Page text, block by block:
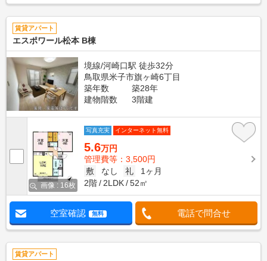
賃貸アパート
エスポワール松本 B棟
境線/河崎口駅 徒歩32分
鳥取県米子市旗ヶ崎6丁目
築年数
築28年
建物階数
3階建
画像 : 16枚
写真充実 インターネット無料
5.6万円
管理費等：3,500円
敷
なし 礼
1ヶ月
2階
2LDK 52㎡
空室確認 無料 電話で問合せ
賃貸アパート